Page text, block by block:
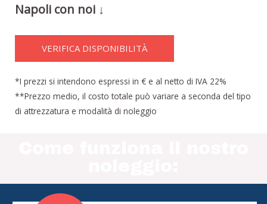
Napoli con noi ↓
VERIFICA DISPONIBILITÀ
*I prezzi si intendono espressi in € e al netto di IVA 22%
**Prezzo medio, il costo totale può variare a seconda del tipo
di attrezzatura e modalità di noleggio